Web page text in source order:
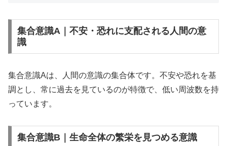
集合意識A｜不安・恐れに支配される人間の意
識
集合意識Aは、人間の意識の集合体です。不安や恐れを基
調とし、常に過去を見ているのが特徴で、低い周波数を持
っています。
集合意識B｜生命全体の繁栄を見つめる意識